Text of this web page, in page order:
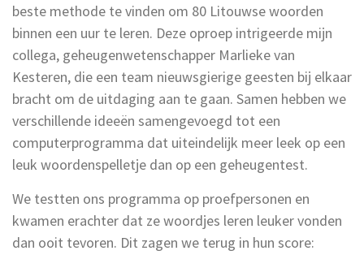
beste methode te vinden om 80 Litouwse woorden
binnen een uur te leren. Deze oproep intrigeerde mijn
collega, geheugenwetenschapper Marlieke van
Kesteren, die een team nieuwsgierige geesten bij elkaar
bracht om de uitdaging aan te gaan. Samen hebben we
verschillende ideeën samengevoegd tot een
computerprogramma dat uiteindelijk meer leek op een
leuk woordenspelletje dan op een geheugentest.
We testten ons programma op proefpersonen en
kwamen erachter dat ze woordjes leren leuker vonden
dan ooit tevoren. Dit zagen we terug in hun score: